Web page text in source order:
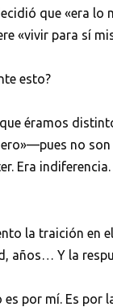
que «era lo
«vivir para sí
esto?
éramos
no
Era
la traición en
años… Y la
es por mí. Es por